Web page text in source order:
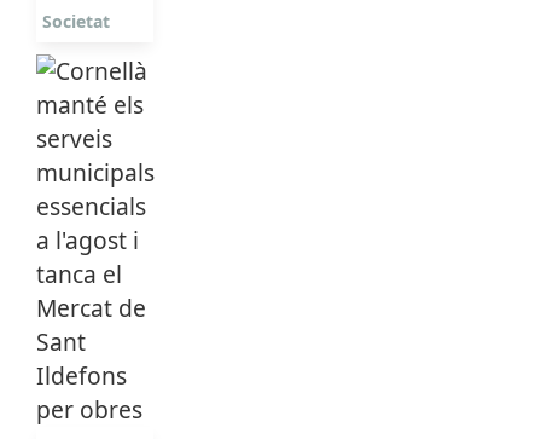
Societat